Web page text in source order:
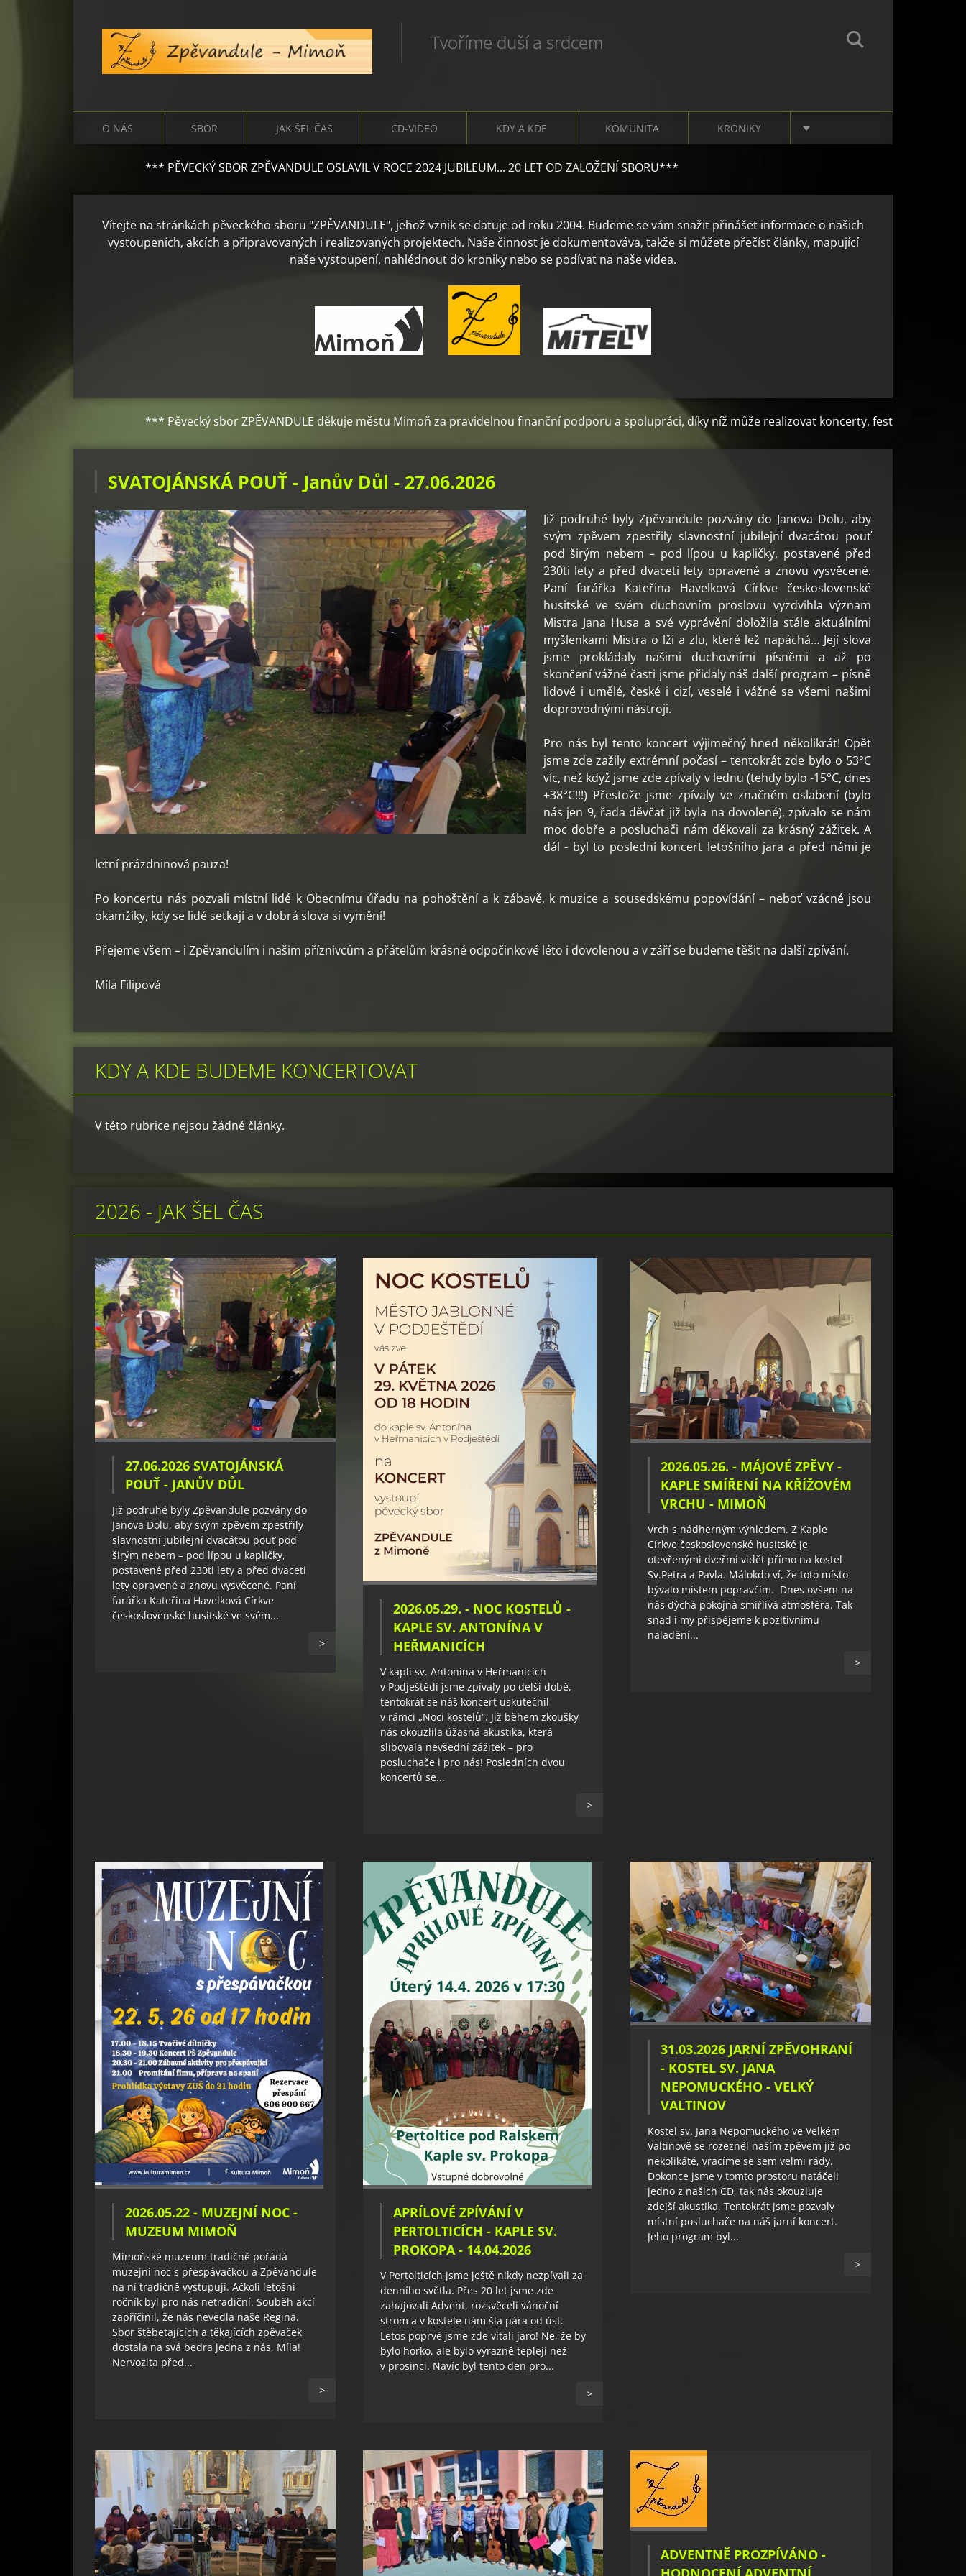
Tvoříme duší a srdcem
O NÁS SBOR JAK ŠEL ČAS CD-VIDEO KDY A KDE KOMUNITA KRONIKY
*** PĚVECKÝ SBOR ZPĚVANDULE OSLAVIL V ROCE 2024 JUBILEUM... 20 LET OD ZALOŽENÍ SBORU***
Vítejte na stránkách pěveckého sboru "ZPĚVANDULE", jehož vznik se datuje od roku 2004. Budeme se vám snažit přinášet informace o našich
vystoupeních, akcích a připravovaných i realizovaných projektech. Naše činnost je dokumentováva, takže si můžete přečíst články, mapující
naše vystoupení, nahlédnout do kroniky nebo se podívat na naše videa.
*** Pěvecký sbor ZPĚVANDULE děkuje městu Mimoň za pravidelnou finanční podporu a spolupráci, díky níž může realizovat koncerty, festivaly a další kulturní
SVATOJÁNSKÁ POUŤ - Janův Důl - 27.06.2026
Již podruhé byly Zpěvandule pozvány do Janova Dolu, aby
svým zpěvem zpestřily slavnostní jubilejní dvacátou pouť
pod širým nebem – pod lípou u kapličky, postavené před
230ti lety a před dvaceti lety opravené a znovu vysvěcené.
Paní farářka Kateřina Havelková Církve československé
husitské ve svém duchovním proslovu vyzdvihla význam
Mistra Jana Husa a své vyprávění doložila stále aktuálními
myšlenkami Mistra o lži a zlu, které lež napáchá… Její slova
jsme prokládaly našimi duchovními písněmi a až po
skončení vážné časti jsme přidaly náš další program – písně
lidové i umělé, české i cizí, veselé i vážné se všemi našimi
doprovodnými nástroji.
Pro nás byl tento koncert výjimečný hned několikrát! Opět
jsme zde zažily extrémní počasí – tentokrát zde bylo o 53°C
víc, než když jsme zde zpívaly v lednu (tehdy bylo -15°C, dnes
+38°C!!!) Přestože jsme zpívaly ve značném oslabení (bylo
nás jen 9, řada děvčat již byla na dovolené), zpívalo se nám
moc dobře a posluchači nám děkovali za krásný zážitek. A
dál - byl to poslední koncert letošního jara a před námi je
letní prázdninová pauza!
Po koncertu nás pozvali místní lidé k Obecnímu úřadu na pohoštění a k zábavě, k muzice a sousedskému popovídání – neboť vzácné jsou
okamžiky, kdy se lidé setkají a v dobrá slova si vymění!
Přejeme všem – i Zpěvandulím i našim příznivcům a přátelům krásné odpočinkové léto i dovolenou a v září se budeme těšit na další zpívání.
Míla Filipová
KDY A KDE BUDEME KONCERTOVAT
V této rubrice nejsou žádné články.
2026 - JAK ŠEL ČAS
27.06.2026 SVATOJÁNSKÁ
POUŤ - JANŮV DŮL
Již podruhé byly Zpěvandule pozvány do
Janova Dolu, aby svým zpěvem zpestřily
slavnostní jubilejní dvacátou pouť pod
širým nebem – pod lípou u kapličky,
postavené před 230ti lety a před dvaceti
lety opravené a znovu vysvěcené. Paní
farářka Kateřina Havelková Církve
československé husitské ve svém...
>
2026.05.29. - NOC KOSTELŮ -
KAPLE SV. ANTONÍNA V
HEŘMANICÍCH
V kapli sv. Antonína v Heřmanicích
v Podještědí jsme zpívaly po delší době,
tentokrát se náš koncert uskutečnil
v rámci „Noci kostelů“. Již během zkoušky
nás okouzlila úžasná akustika, která
slibovala nevšední zážitek – pro
posluchače i pro nás! Posledních dvou
koncertů se...
>
2026.05.26. - MÁJOVÉ ZPĚVY -
KAPLE SMÍŘENÍ NA KŘÍŽOVÉM
VRCHU - MIMOŇ
Vrch s nádherným výhledem. Z Kaple
Církve československé husitské je
otevřenými dveřmi vidět přímo na kostel
Sv.Petra a Pavla. Málokdo ví, že toto místo
bývalo místem popravčím. Dnes ovšem na
nás dýchá pokojná smířlivá atmosféra. Tak
snad i my přispějeme k pozitivnímu
naladění...
>
2026.05.22 - MUZEJNÍ NOC -
MUZEUM MIMOŇ
Mimoňské muzeum tradičně pořádá
muzejní noc s přespávačkou a Zpěvandule
na ní tradičně vystupují. Ačkoli letošní
ročník byl pro nás netradiční. Souběh akcí
zapříčinil, že nás nevedla naše Regina.
Sbor štěbetajících a těkajících zpěvaček
dostala na svá bedra jedna z nás, Míla!
Nervozita před...
>
APRÍLOVÉ ZPÍVÁNÍ V
PERTOLTICÍCH - KAPLE SV.
PROKOPA - 14.04.2026
V Pertolticích jsme ještě nikdy nezpívali za
denního světla. Přes 20 let jsme zde
zahajovali Advent, rozsvěceli vánoční
strom a v kostele nám šla pára od úst.
Letos poprvé jsme zde vítali jaro! Ne, že by
bylo horko, ale bylo výrazně tepleji než
v prosinci. Navíc byl tento den pro...
>
31.03.2026 JARNÍ ZPĚVOHRANÍ
- KOSTEL SV. JANA
NEPOMUCKÉHO - VELKÝ
VALTINOV
Kostel sv. Jana Nepomuckého ve Velkém
Valtinově se rozezněl naším zpěvem již po
několikáté, vracíme se sem velmi rády.
Dokonce jsme v tomto prostoru natáčeli
jedno z našich CD, tak nás okouzluje
zdejší akustika. Tentokrát jsme pozvaly
místní posluchače na náš jarní koncert.
Jeho program byl...
>
ADVENTNĚ PROZPÍVÁNO -